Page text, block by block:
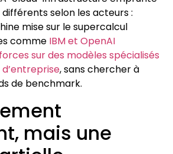
selon les acteurs :
mise sur le supercalcul
comme IBM et OpenAI
sur des modèles spécialisés
, sans chercher à
de benchmark.
mais une